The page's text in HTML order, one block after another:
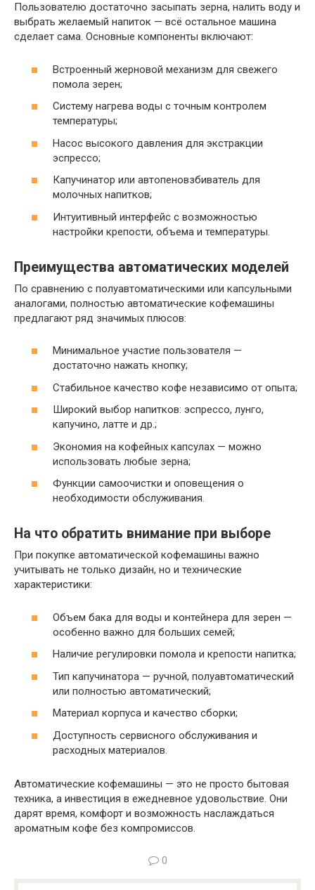
Пользователю достаточно засыпать зерна, налить воду и
выбрать желаемый напиток — всё остальное машина
сделает сама. Основные компоненты включают:
Встроенный жерновой механизм для свежего
помола зерен;
Систему нагрева воды с точным контролем
температуры;
Насос высокого давления для экстракции
эспрессо;
Капучинатор или автопеновзбиватель для
молочных напитков;
Интуитивный интерфейс с возможностью
настройки крепости, объема и температуры.
Преимущества автоматических моделей
По сравнению с полуавтоматическими или капсульными
аналогами, полностью автоматические кофемашины
предлагают ряд значимых плюсов:
Минимальное участие пользователя —
достаточно нажать кнопку;
Стабильное качество кофе независимо от опыта;
Широкий выбор напитков: эспрессо, лунго,
капучино, латте и др.;
Экономия на кофейных капсулах — можно
использовать любые зерна;
Функции самоочистки и оповещения о
необходимости обслуживания.
На что обратить внимание при выборе
При покупке автоматической кофемашины важно
учитывать не только дизайн, но и технические
характеристики:
Объем бака для воды и контейнера для зерен —
особенно важно для больших семей;
Наличие регулировки помола и крепости напитка;
Тип капучинатора — ручной, полуавтоматический
или полностью автоматический;
Материал корпуса и качество сборки;
Доступность сервисного обслуживания и
расходных материалов.
Автоматические кофемашины — это не просто бытовая
техника, а инвестиция в ежедневное удовольствие. Они
дарят время, комфорт и возможность наслаждаться
ароматным кофе без компромиссов.
0